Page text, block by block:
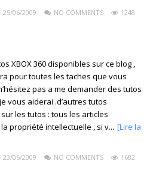
25/06/2009 NO COMMENTS
1248
XBOX 360 disponibles sur ce blog ,
pour toutes les taches que vous
pas a me demander des tutos
vous aiderai .d’autres tutos
les tutos : tous les articles
propriété intellectuelle , si v... [Lire la
23/06/2009 NO COMMENTS
1682